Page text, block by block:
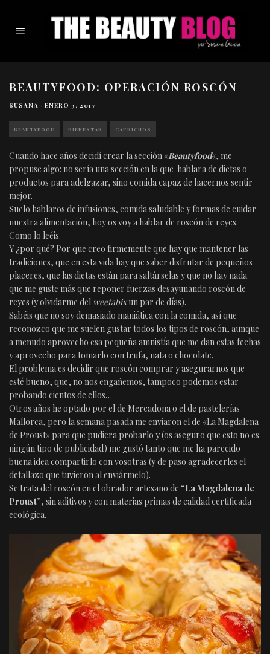
BEAUTYFOOD: OPERACIÓN ROSCÓN
SUSANA · ENERO 3, 2017
BEAUTYFOOD BIENESTAR CAPRICHOS
Cuando hace años decidí crear la sección «Beautyfood«, me
propuse algo: no sería una sección en la que hablara de dietas o
productos para adelgazar, sino comida capaz de hacernos sentir
mejor.
Suelo hablaros de infusiones, comida saludable y formas de cuidar
nuestra alimentación, hoy os voy a hablar de roscón de reyes.
Como lo leéis.
Y ¿por qué? Por que creo firmemente que hay que mantener las
tradiciones, que en esta vida hay que saber disfrutar de pequeños
placeres, que las dietas están para saltárselas y que no hay nada
que me guste más que reponer fuerzas desayunando roscón de
reyes (y olvidarme del weetabixun par de días).
Sabéis que no soy demasiado maniática con la comida, así que
reconozco que me suelen gustar todos los tipos de roscón, aunque
a menudo aprovecho esa pequeña amnistía que me dan estas fechas
y aprovecho para tomarlo con trufa, nata o chocolate.
El problema es decidir que roscón comprar y asegurarnos que
esté bueno, que, no nos engañemos, tampoco podemos estar
probando cientos de ellos…
Otros años he optado por el de Mercadona o el de pastelerías
Mallorca, pero la semana pasada me enviaron el de «La Magdalena
de Proust» para que pudiera probarlo y (os aseguro que esto no es
ningún tipo de publicidad) me gustó tanto que me ha parecido
buena idea compartirlo con vosotras (y de paso agradecerles el
detallazo que tuvieron al enviármelo).
Se trata del roscón en el obrador artesano de “La Magdalena de
Proust”, sin aditivos y con materias primas de calidad certificada
ecológica.